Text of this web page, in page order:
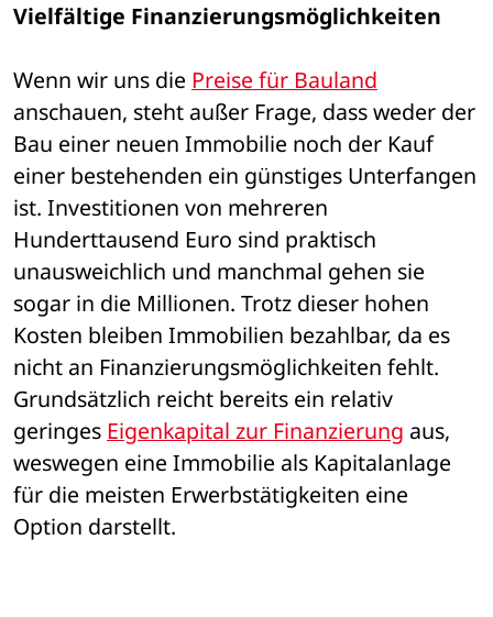
Vielfältige Finanzierungsmöglichkeiten
Wenn wir uns die Preise für Bauland
anschauen, steht außer Frage, dass weder der
Bau einer neuen Immobilie noch der Kauf
einer bestehenden ein günstiges Unterfangen
ist. Investitionen von mehreren
Hunderttausend Euro sind praktisch
unausweichlich und manchmal gehen sie
sogar in die Millionen. Trotz dieser hohen
Kosten bleiben Immobilien bezahlbar, da es
nicht an Finanzierungsmöglichkeiten fehlt.
Grundsätzlich reicht bereits ein relativ
geringes Eigenkapital zur Finanzierung aus,
weswegen eine Immobilie als Kapitalanlage
für die meisten Erwerbstätigkeiten eine
Option darstellt.